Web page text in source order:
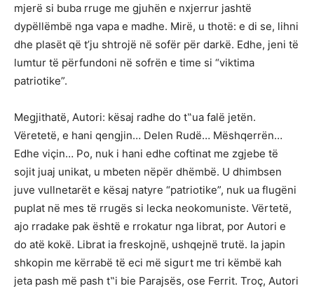
mjerë si buba rruge me gjuhën e nxjerrur jashtë
dypëllëmbë nga vapa e madhe. Mirë, u thotë: e di se, lihni
dhe plasët që t’ju shtrojë në sofër për darkë. Edhe, jeni të
lumtur të përfundoni në sofrën e time si “viktima
patriotike”.
Megjithatë, Autori: kësaj radhe do t‟ua falë jetën.
Vëretetë, e hani qengjin… Delen Rudë… Mëshqerrën…
Edhe viçin… Po, nuk i hani edhe coftinat me zgjebe të
sojit juaj unikat, u mbeten nëpër dhëmbë. U dhimbsen
juve vullnetarët e kësaj natyre “patriotike”, nuk ua flugëni
puplat në mes të rrugës si lecka neokomuniste. Vërtetë,
ajo rradake pak është e rrokatur nga librat, por Autori e
do atë kokë. Librat ia freskojnë, ushqejnë trutë. Ia japin
shkopin me kërrabë të eci më sigurt me tri këmbë kah
jeta pash më pash t‟i bie Parajsës, ose Ferrit. Troç, Autori